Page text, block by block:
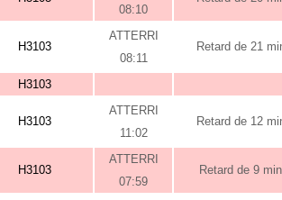
08:10
H3103
ATTERRI
08:11
Retard de 21
H3103
H3103
ATTERRI
11:02
Retard de 12
H3103
ATTERRI
07:59
Retard de 9